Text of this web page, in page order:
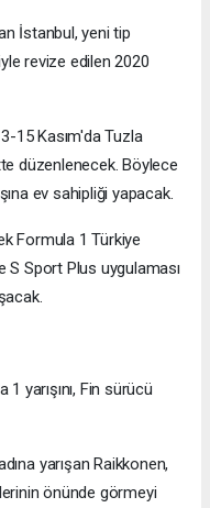
İstanbul, yeni tip
revize edilen 2020
15 Kasım'da Tuzla
düzenlenecek. Böylece
ev sahipliği yapacak.
Formula 1 Türkiye
S Sport Plus uygulaması
yarışını, Fin sürücü
yarışan Raikkonen,
önünde görmeyi